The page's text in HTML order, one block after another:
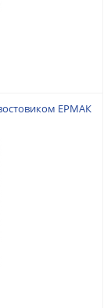
ЕРМАК